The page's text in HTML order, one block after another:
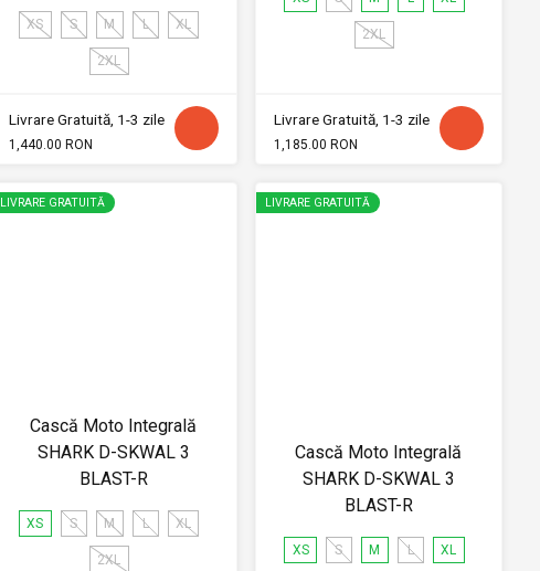
XS S M L XL
2XL
Livrare Gratuită, 1-3 zile
1,440.00 RON
2XL
Livrare Gratuită, 1-3 zile
1,185.00 RON
LIVRARE GRATUITĂ
Cască Moto Integrală
SHARK D-SKWAL 3
BLAST-R
XS S M L XL
2XL
LIVRARE GRATUITĂ
Cască Moto Integrală
SHARK D-SKWAL 3
BLAST-R
XS S M L XL